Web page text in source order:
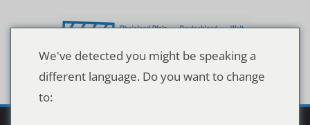
Inhalt
We've detected you might be speaking a
different language. Do you want to change
to: